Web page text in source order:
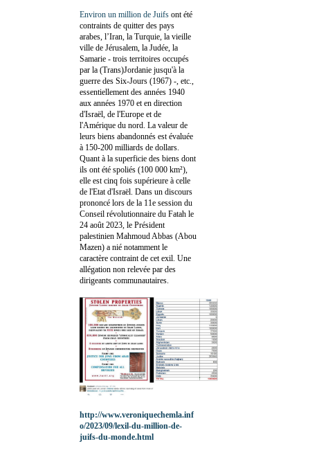
Environ un million de Juifs ont été
contraints de quitter des pays
arabes, l’Iran, la Turquie, la vieille
ville de Jérusalem, la Judée, la
Samarie - trois territoires occupés
par la (Trans)Jordanie jusqu'à la
guerre des Six-Jours (1967) -, etc.,
essentiellement des années 1940
aux années 1970 et en direction
d'Israël, de l'Europe et de
l'Amérique du nord. La valeur de
leurs biens abandonnés est évaluée
à 150-200 milliards de dollars.
Quant à la superficie des biens dont
ils ont été spoliés (100 000 km²),
elle est cinq fois supérieure à celle
de l'Etat d'Israël. Dans un discours
prononcé lors de la 11e session du
Conseil révolutionnaire du Fatah le
24 août 2023, le Président
palestinien Mahmoud Abbas (Abou
Mazen) a nié notamment le
caractère contraint de cet exil. Une
allégation non relevée par des
dirigeants communautaires.
http://www.veroniquechemla.inf
o/2023/09/lexil-du-million-de-
juifs-du-monde.html